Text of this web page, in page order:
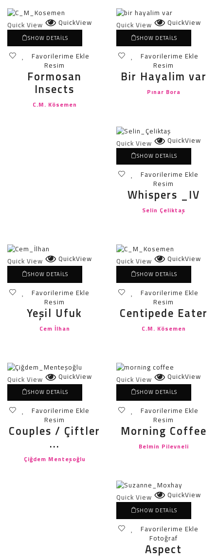
Quick View QuickView
SHOW DETAILS
Favorilerime Ekle
Resim
Formosan
Insects
C.M. Kösemen
Quick View QuickView
SHOW DETAILS
Favorilerime Ekle
Resim
Bir Hayalim var
Pınar Bora
Quick View QuickView
SHOW DETAILS
Favorilerime Ekle
Resim
Whispers _IV
Selin Çeliktaş
Quick View QuickView
SHOW DETAILS
Favorilerime Ekle
Resim
Yeşil Ufuk
Cem İlhan
Quick View QuickView
SHOW DETAILS
Favorilerime Ekle
Resim
Centipede Eater
C.M. Kösemen
Quick View QuickView
SHOW DETAILS
Favorilerime Ekle
Resim
Couples / Çiftler
...
Çiğdem Menteşoğlu
Quick View QuickView
SHOW DETAILS
Favorilerime Ekle
Resim
Morning Coffee
Belmin Pilevneli
Quick View QuickView
SHOW DETAILS
Favorilerime Ekle
Fotoğraf
Aspect